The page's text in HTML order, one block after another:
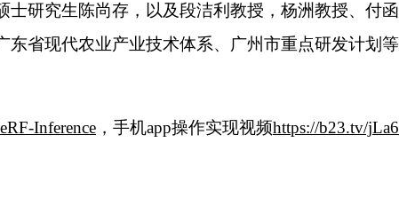
研究生陈尚存，以及段洁利教授，杨洲教授、付
省现代农业产业技术体系、广州市重点研发计划等
Inference ，手机app操作实现视频https://b23.tv/